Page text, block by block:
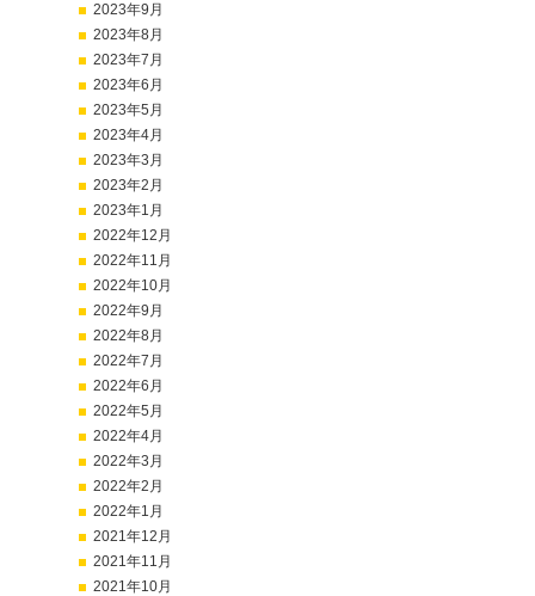
2023年9月
2023年8月
2023年7月
2023年6月
2023年5月
2023年4月
2023年3月
2023年2月
2023年1月
2022年12月
2022年11月
2022年10月
2022年9月
2022年8月
2022年7月
2022年6月
2022年5月
2022年4月
2022年3月
2022年2月
2022年1月
2021年12月
2021年11月
2021年10月